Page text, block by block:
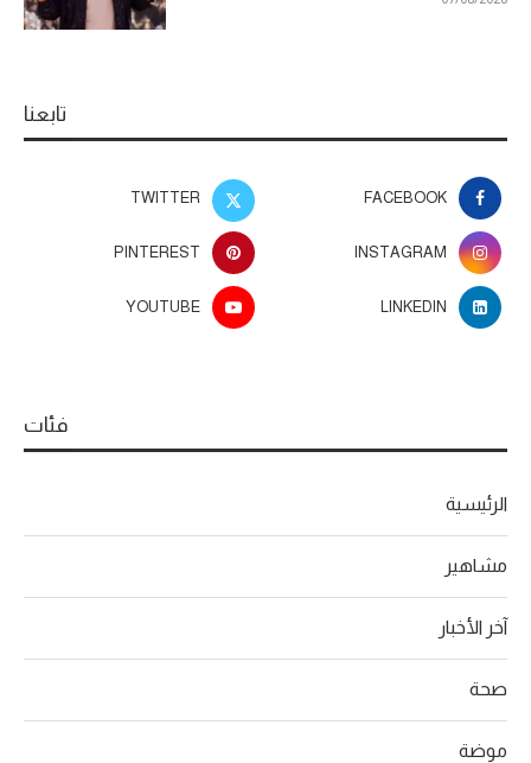
تابعنا
FACEBOOK
TWITTER
INSTAGRAM
PINTEREST
LINKEDIN
YOUTUBE
فئات
الرئيسية
مشاهير
آخر الأخبار
صحة
موضة